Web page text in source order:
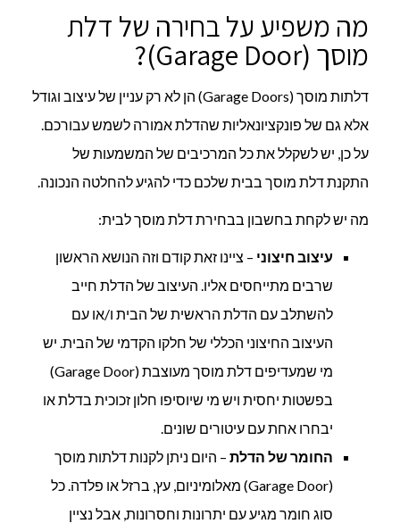
מה משפיע על בחירה של דלת
מוסך (Garage Door)?
דלתות מוסך (Garage Doors) הן לא רק עניין של עיצוב וגודל
אלא גם של פונקציונאליות שהדלת אמורה לשמש עבורכם.
על כן, יש לשקלל את כל המרכיבים של המשמעות של
התקנת דלת מוסך בבית שלכם כדי להגיע להחלטה הנכונה.
מה יש לקחת בחשבון בבחירת דלת מוסך לבית:
עיצוב חיצוני – ציינו זאת קודם וזה הנושא הראשון
שרבים מתייחסים אליו. העיצוב של הדלת חייב
להשתלב עם הדלת הראשית של הבית ו/או עם
העיצוב החיצוני הכללי של חלקו הקדמי של הבית. יש
מי שמעדיפים דלת מוסך מעוצבת (Garage Door)
בפשטות יחסית ויש מי שיוסיפו חלון זכוכית בדלת או
יבחרו אחת עם עיטורים שונים.
החומר של הדלת – היום ניתן לקנות דלתות מוסך
(Garage Door) מאלומיניום, עץ, ברזל או פלדה. כל
סוג חומר מגיע עם יתרונות וחסרונות, אבל נציין